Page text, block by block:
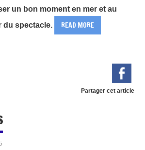
un bon moment en mer et au
du spectacle.
READ MORE
Partager cet article